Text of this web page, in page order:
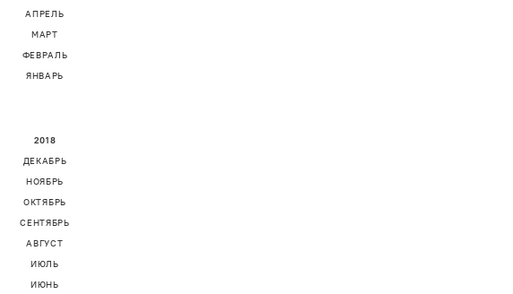
АПРЕЛЬ
МАРТ
ФЕВРАЛЬ
ЯНВАРЬ
2018
ДЕКАБРЬ
НОЯБРЬ
ОКТЯБРЬ
СЕНТЯБРЬ
АВГУСТ
ИЮЛЬ
ИЮНЬ